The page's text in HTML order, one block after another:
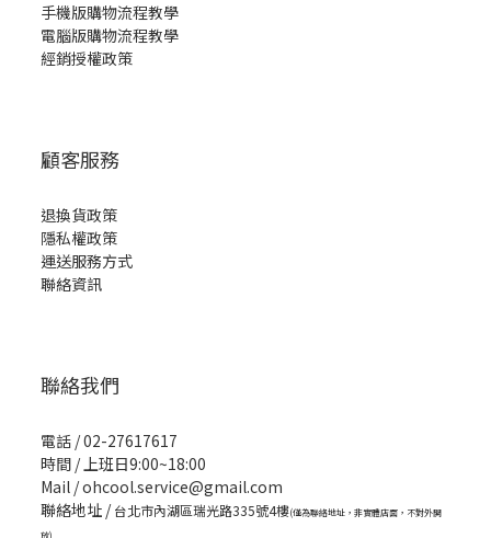
手機版購物流程教學
電腦版購物流程教學
經銷授權政策
顧客服務
退換貨政策
隱私權政策
運送服務方式
聯絡資訊
聯絡我們
電話 / 02-27617617
時間 / 上班日9:00~18:00
Mail / ohcool.service@gmail.com
聯絡地址 /台北市內湖區瑞光路335號4樓(僅為聯絡地址，非實體店面，不對外開